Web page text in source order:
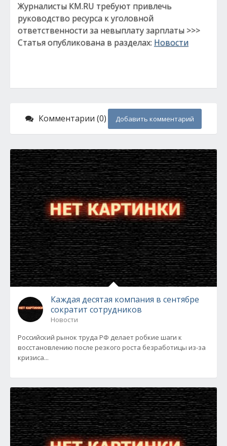
Журналисты КM.RU требуют привлечь
руководство ресурса к уголовной
ответственности за невыплату зарплаты >>>
Статья опубликована в разделах: Новости
Комментарии (0) Добавить комментарий
Каждая десятая компания в сентябре
сократит сотрудников
Новости
Российский рынок труда РФ делает робкие шаги к
восстановлению после резкого роста безработицы из-за
кризиса...